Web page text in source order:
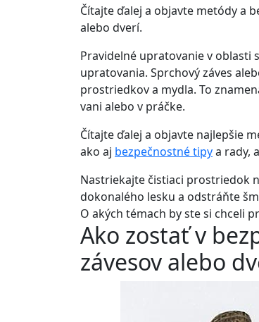
Čítajte ďalej a objavte metódy a
alebo dverí.
Pravidelné upratovanie v oblasti
upratovania. Sprchový záves
prostriedkov a mydla. To
vani alebo v práčke.
Čítajte ďalej a objavte najlepšie
ako aj bezpečnostné tipya rady,
Nastriekajte čistiaci prostriedok
dokonalého lesku a odstráňte
O akých témach by ste si chceli
Ako zostať v
závesov alebo